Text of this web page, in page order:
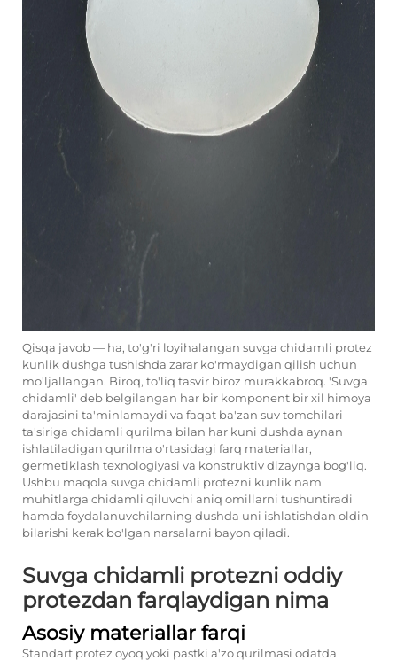
Qisqa javob — ha, to'g'ri loyihalangan suvga chidamli protez
kunlik dushga tushishda zarar ko'rmaydigan qilish uchun
mo'ljallangan. Biroq, to'liq tasvir biroz murakkabroq. 'Suvga
chidamli' deb belgilangan har bir komponent bir xil himoya
darajasini ta'minlamaydi va faqat ba'zan suv tomchilari
ta'siriga chidamli qurilma bilan har kuni dushda aynan
ishlatiladigan qurilma o'rtasidagi farq materiallar,
germetiklash texnologiyasi va konstruktiv dizaynga bog'liq.
Ushbu maqola suvga chidamli protezni kunlik nam
muhitlarga chidamli qiluvchi aniq omillarni tushuntiradi
hamda foydalanuvchilarning dushda uni ishlatishdan oldin
bilarishi kerak bo'lgan narsalarni bayon qiladi.
Suvga chidamli protezni oddiy
protezdan farqlaydigan nima
Asosiy materiallar farqi
Standart protez oyoq yoki pastki a'zo qurilmasi odatda